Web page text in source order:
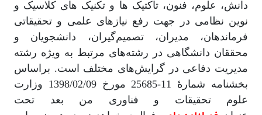
دانش، علوم، فنون، تاکتیک ها و تکنیک های کلاسیک و
نوین نظامی در جهت رفع نیازهای علمی و تحقیقاتی
فرماندهان، مدیران، تصمیم‌گیران، دانشجویان و
محققان دانشگاهی در رشته‌های مرتبط به ویژه رشته
مدیریت دفاعی در گرایش‌های مختلف است. براساس
بخشنامه شمارۀ 11-25685 مورخ 1398/02/09 وزارت
علوم تحقیقات و فناوری من بعد تحت